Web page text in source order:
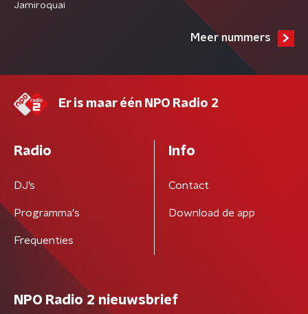
Jamiroquai
Meer nummers
Er is maar één NPO Radio 2
Radio
DJ’s
Programma's
Frequenties
Info
Contact
Download de app
NPO Radio 2 nieuwsbrief